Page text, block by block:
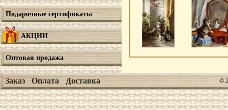
Подарочные сертификаты
АКЦИИ
Оптовая продажа
Заказ Оплата Доставка ©